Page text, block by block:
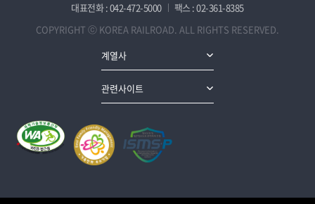
대표전화 : 042-472-5000
팩스 : 02-361-8385
COPYRIGHT ⓒ KOREA RAILROAD. ALL RIGHTS RESERVED.
계열사
관련사이트